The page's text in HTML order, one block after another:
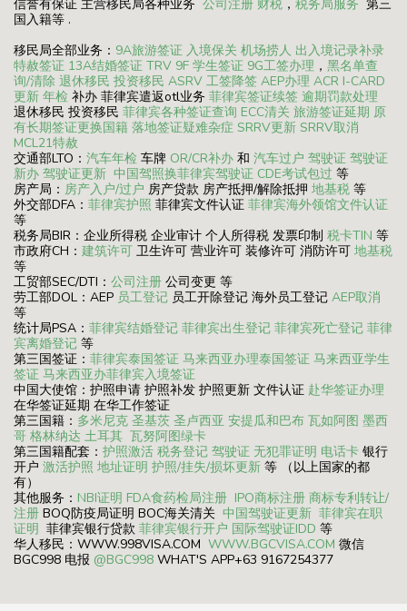
信誉有保证 主营移民局各种业务 公司注册 财税 ， 税务局服务 第三
国入籍等 .
移民局全部业务： 9A旅游签证 入境保关 机场捞人 出入境记录补录
特赦签证 13A结婚签证 TRV 9F 学生签证 9G工签办理 ， 黑名单查
询/清除 退休移民 投资移民 ASRV 工签降签 AEP办理 ACR I-CARD
更新 年检 补办 菲律宾遣返otl业务 菲律宾签证续签 逾期罚款处理
退休移民 投资移民 菲律宾各种签证查询 ECC清关 旅游签证延期 原
有长期签证更换国籍 落地签证疑难杂症 SRRV更新 SRRV取消
MCL21特赦
交通部LTO： 汽车年检 车牌 OR/CR补办 和 汽车过户 驾驶证 驾驶证
新办 驾驶证更新 中国驾照换菲律宾驾驶证 CDE考试包过 等
房产局： 房产入户/过户 房产贷款 房产抵押/解除抵押 地基税 等
外交部DFA： 菲律宾护照 菲律宾文件认证 菲律宾海外领馆文件认证
等
税务局BIR：企业所得税 企业审计 个人所得税 发票印制 税卡TIN 等
市政府CH： 建筑许可 卫生许可 营业许可 装修许可 消防许可 地基税
等
工贸部SEC/DTI： 公司注册 公司变更 等
劳工部DOL：AEP 员工登记 员工开除登记 海外员工登记 AEP取消
等
统计局PSA： 菲律宾结婚登记 菲律宾出生登记 菲律宾死亡登记 菲律
宾离婚登记 等
第三国签证： 菲律宾泰国签证 马来西亚办理泰国签证 马来西亚学生
签证 马来西亚办菲律宾入境签证
中国大使馆：护照申请 护照补发 护照更新 文件认证 赴华签证办理
在华签证延期 在华工作签证
第三国籍： 多米尼克 圣基茨 圣卢西亚 安提瓜和巴布 瓦如阿图 墨西
哥 格林纳达 土耳其 瓦努阿图绿卡
第三国籍配套： 护照激活 税务登记 驾驶证 无犯罪证明 电话卡 银行
开户 激活护照 地址证明 护照/挂失/损坏更新 等 （以上国家的都
有）
其他服务： NBI证明 FDA食药检局注册 IPO商标注册 商标专利转让/
注册 BOQ防疫局证明 BOC海关清关 中国驾驶证更新 菲律宾在职
证明 菲律宾银行贷款 菲律宾银行开户 国际驾驶证IDD 等
华人移民：WWW.998VISA.COM WWW.BGCVISA.COM 微信
BGC998 电报 @BGC998 WHAT'S APP+63 9167254377